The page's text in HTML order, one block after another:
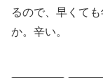
るので、早くて
か。辛い。